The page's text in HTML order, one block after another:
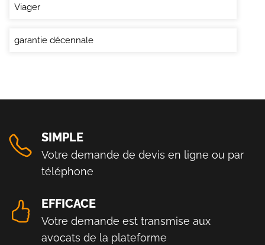
Viager
garantie décennale
SIMPLE
Votre demande de devis en ligne ou par
téléphone
EFFICACE
Votre demande est transmise aux
avocats de la plateforme